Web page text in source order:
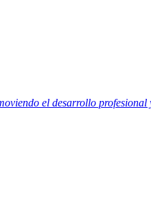
el desarrollo